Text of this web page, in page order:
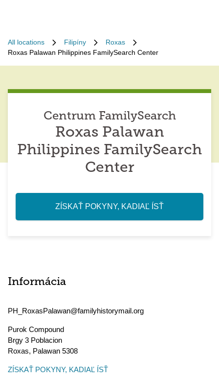
All locations Filipíny
Roxas
Roxas Palawan Philippines FamilySearch Center
Centrum FamilySearch
Roxas Palawan
Philippines FamilySearch
Center
ZÍSKAŤ POKYNY, KADIAĽ ÍSŤ
Informácia
PH_RoxasPalawan@familyhistorymail.org
Purok Compound
Brgy 3 Poblacion
Roxas, Palawan 5308
ZÍSKAŤ POKYNY, KADIAĽ ÍSŤ